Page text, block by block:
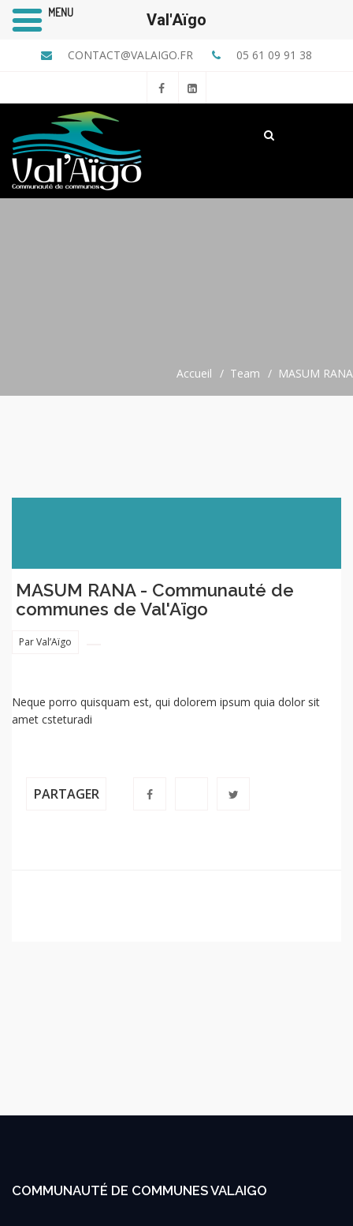
CONTACT@VALAIGO.FR 05 61 09 91 38
Accueil Team MASUM RANA
MASUM RANA - Communauté de
communes de Val'Aïgo
Par Val’Aïgo
Neque porro quisquam est, qui dolorem ipsum quia dolor sit
amet csteturadi
PARTAGER
COMMUNAUTÉ DE COMMUNES VALAIGO
MENU Val'Aïgo